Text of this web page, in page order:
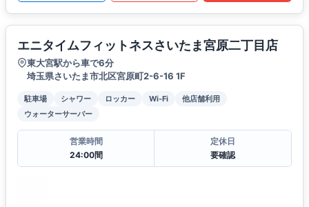
エニタイムフィットネスさいたま宮原二丁目店
東大宮駅から車で6分
埼玉県さいたま市北区宮原町2-6-16 1F
駐車場 シャワー ロッカー Wi-Fi
他店舗利用
ウォーターサーバー
営業時間
24:00間
定休日
要確認